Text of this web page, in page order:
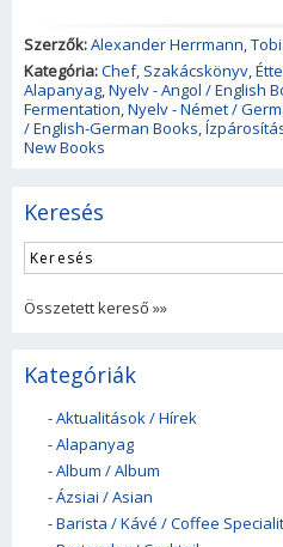
Szerzők:Alexander Herrmann,
Kategória:Chef, Szakácskönyv,
Alapanyag,Nyelv - Angol / English
Fermentation,Nyelv - Német /
/ English-German Books,
New Books
Keresés
Összetett kereső »»
Kategóriák
-Aktualitások / Hírek
-Alapanyag
-Album / Album
-Ázsiai / Asian
-Barista / Kávé / Coffee